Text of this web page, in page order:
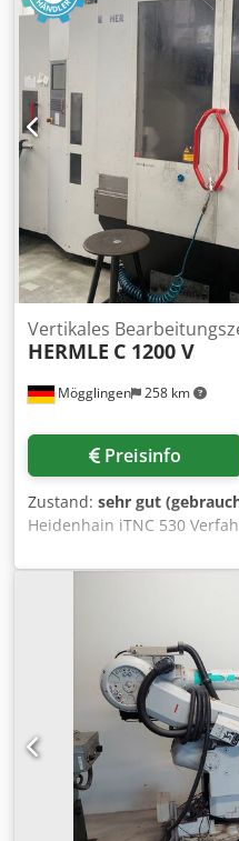
Mögglingen 258 km
Vertikales
HERMLE C 1200 V
Preisinfo
Zustand: sehr gut
Heidenhain iTNC 530
mm Dcsdpfeynw Erjx Ap
Werkzeugmagazin für 30
HSK-A 63 IKZ 40 bar